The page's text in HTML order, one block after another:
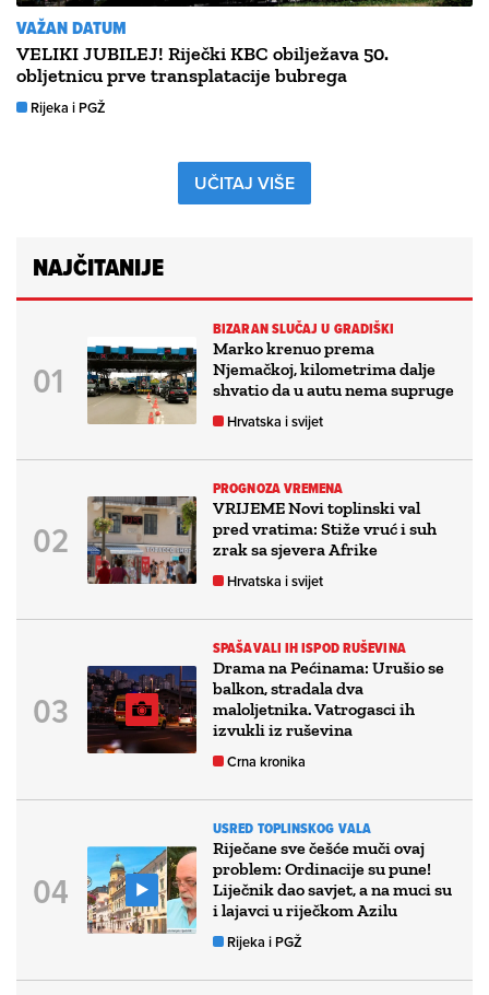
VAŽAN DATUM
VELIKI JUBILEJ! Riječki KBC obilježava 50.
obljetnicu prve transplatacije bubrega
Rijeka i PGŽ
UČITAJ VIŠE
NAJČITANIJE
BIZARAN SLUČAJ U GRADIŠKI
Marko krenuo prema
Njemačkoj, kilometrima dalje
shvatio da u autu nema supruge
Hrvatska i svijet
PROGNOZA VREMENA
VRIJEME Novi toplinski val
pred vratima: Stiže vruć i suh
zrak sa sjevera Afrike
Hrvatska i svijet
SPAŠAVALI IH ISPOD RUŠEVINA
Drama na Pećinama: Urušio se
balkon, stradala dva
maloljetnika. Vatrogasci ih
izvukli iz ruševina
Crna kronika
USRED TOPLINSKOG VALA
Riječane sve češće muči ovaj
problem: Ordinacije su pune!
Liječnik dao savjet, a na muci su
i lajavci u riječkom Azilu
Rijeka i PGŽ